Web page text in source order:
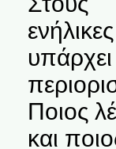
υπάρχει
Ποιος
και